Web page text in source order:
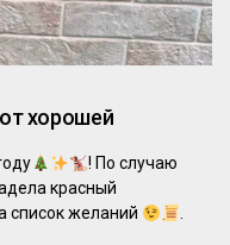
хорошей
! По случаю
красный
список желаний .